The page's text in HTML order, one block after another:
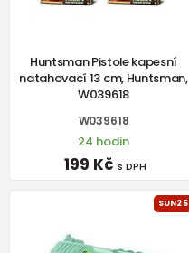
Huntsman Pistole kapesní
natahovací 13 cm, Huntsman,
W039618
W039618
24 hodin
199 Kč s DPH
SUN25